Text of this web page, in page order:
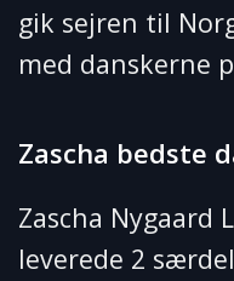
gik sejren til
med danskerne
Zascha bedste
Zascha Nygaard
leverede 2